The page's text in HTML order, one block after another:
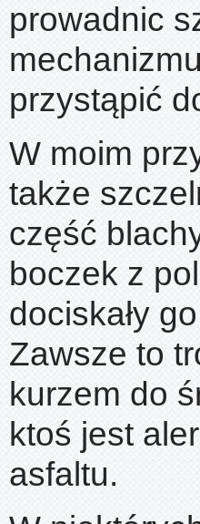
prowadnic
przystąpić
W moim
także
część
boczek z
dociskały
Zawsze to
kurzem do
ktoś jest
asfaltu.